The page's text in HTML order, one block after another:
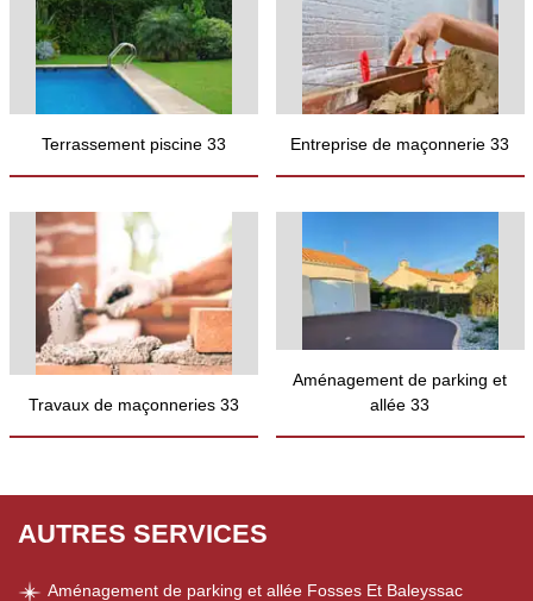
Terrassement piscine 33 Entreprise de maçonnerie 33
Travaux de maçonneries 33
Aménagement de parking et
allée 33
AUTRES SERVICES
Aménagement de parking et allée Fosses Et Baleyssac